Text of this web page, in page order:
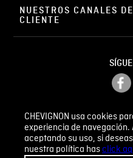
CHEVIGNON usa cookies
experiencia de
aceptando su uso, si
nuestra política hasclick
NUESTROS CANALES
CLIENTE
PETICIONES,
¡CAMBIOS Y